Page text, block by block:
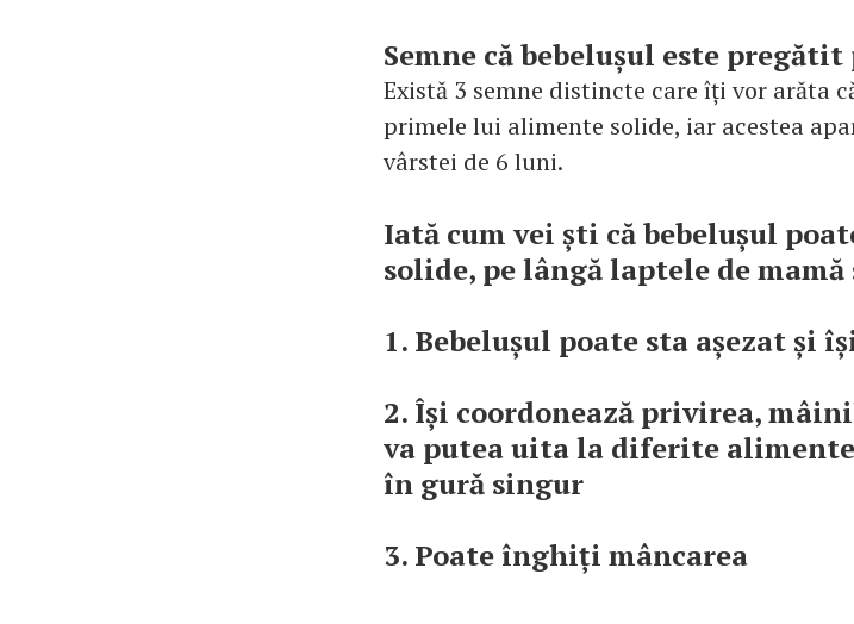
Semne că bebelușul este
Există 3 semne distincte care îți vor arăta
primele lui alimente solide, iar acestea
vârstei de 6 luni.
Iată cum vei ști că bebelușul
solide, pe lângă laptele de
1. Bebelușul poate sta așezat și
2. Își coordonează privirea,
va putea uita la diferite
în gură singur
3. Poate înghiți mâncarea